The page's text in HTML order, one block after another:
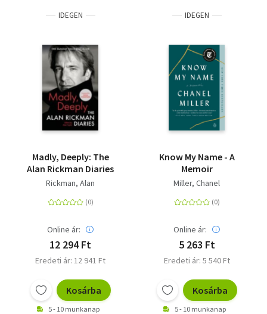
IDEGEN
Madly, Deeply: The
Alan Rickman Diaries
Rickman, Alan
Online ár:
12 294 Ft
Eredeti ár: 12 941 Ft
Kosárba
5 - 10 munkanap
IDEGEN
Know My Name - A
Memoir
Miller, Chanel
Online ár:
5 263 Ft
Eredeti ár: 5 540 Ft
Kosárba
5 - 10 munkanap